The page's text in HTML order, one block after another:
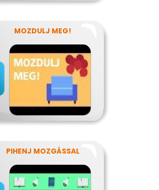
MOZDULJ MEG!
PIHENJ MOZGÁSSAL